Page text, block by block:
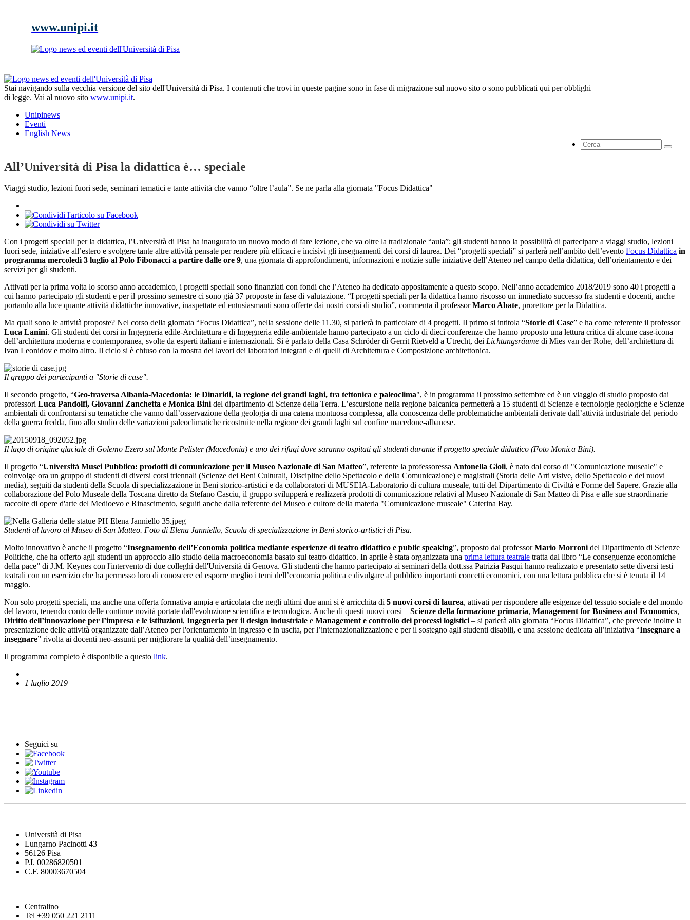
www.unipi.it
Stai navigando sulla vecchia versione del sito dell'Università di Pisa. I contenuti che trovi in queste pagine sono in fase di migrazione sul nuovo sito o sono pubblicati qui per obblighi
di legge. Vai al nuovo sito www.unipi.it.
Unipinews
Eventi
English News
All’Università di Pisa la didattica è… speciale
Viaggi studio, lezioni fuori sede, seminari tematici e tante attività che vanno “oltre l’aula”. Se ne parla alla giornata "Focus Didattica"
Con i progetti speciali per la didattica, l’Università di Pisa ha inaugurato un nuovo modo di fare lezione, che va oltre la tradizionale “aula”: gli studenti hanno la possibilità di partecipare a viaggi studio, lezioni
fuori sede, iniziative all’estero e svolgere tante altre attività pensate per rendere più efficaci e incisivi gli insegnamenti dei corsi di laurea. Dei “progetti speciali” si parlerà nell’ambito dell’evento Focus Didattica in
programma mercoledì 3 luglio al Polo Fibonacci a partire dalle ore 9, una giornata di approfondimenti, informazioni e notizie sulle iniziative dell’Ateneo nel campo della didattica, dell’orientamento e dei
servizi per gli studenti.
Attivati per la prima volta lo scorso anno accademico, i progetti speciali sono finanziati con fondi che l’Ateneo ha dedicato appositamente a questo scopo. Nell’anno accademico 2018/2019 sono 40 i progetti a
cui hanno partecipato gli studenti e per il prossimo semestre ci sono già 37 proposte in fase di valutazione. “I progetti speciali per la didattica hanno riscosso un immediato successo fra studenti e docenti, anche
portando alla luce quante attività didattiche innovative, inaspettate ed entusiasmanti sono offerte dai nostri corsi di studio”, commenta il professorMarco Abate, prorettore per la Didattica.
Ma quali sono le attività proposte? Nel corso della giornata “Focus Didattica”, nella sessione delle 11.30, si parlerà in particolare di 4 progetti. Il primo si intitola “Storie di Case” e ha come referente il professor
Luca Lanini. Gli studenti dei corsi in Ingegneria edile-Architettura e di Ingegneria edile-ambientale hanno partecipato a un ciclo di dieci conferenze che hanno proposto una lettura critica di alcune case-icona
dell’architettura moderna e contemporanea, svolte da esperti italiani e internazionali. Si è parlato della Casa Schröder di Gerrit Rietveld a Utrecht, dei Lichtungsräume di Mies van der Rohe, dell’architettura di
Ivan Leonidov e molto altro. Il ciclo si è chiuso con la mostra dei lavori dei laboratori integrati e di quelli di Architettura e Composizione architettonica.
Il gruppo dei partecipanti a "Storie di case".
Il secondo progetto, “Geo-traversa Albania-Macedonia: le Dinaridi, la regione dei grandi laghi, tra tettonica e paleoclima", è in programma il prossimo settembre ed è un viaggio di studio proposto dai
professori Luca Pandolfi, Giovanni Zanchetta e Monica Binidel dipartimento di Scienze della Terra. L’escursione nella regione balcanica permetterà a 15 studenti di Scienze e tecnologie geologiche e Scienze
ambientali di confrontarsi su tematiche che vanno dall’osservazione della geologia di una catena montuosa complessa, alla conoscenza delle problematiche ambientali derivate dall’attività industriale del periodo
della guerra fredda, fino allo studio delle variazioni paleoclimatiche ricostruite nella regione dei grandi laghi sul confine macedone-albanese.
Il lago di origine glaciale di Golemo Ezero sul Monte Pelister (Macedonia) e uno dei rifugi dove saranno ospitati gli studenti durante il progetto speciale didattico (Foto Monica Bini).
Il progetto “Università Musei Pubblico: prodotti di comunicazione per il Museo Nazionale di San Matteo”, referente la professoressa Antonella Gioli, è nato dal corso di "Comunicazione museale" e
coinvolge ora un gruppo di studenti di diversi corsi triennali (Scienze dei Beni Culturali, Discipline dello Spettacolo e della Comunicazione) e magistrali (Storia delle Arti visive, dello Spettacolo e dei nuovi
media), seguiti da studenti della Scuola di specializzazione in Beni storico-artistici e da collaboratori di MUSEIA-Laboratorio di cultura museale, tutti del Dipartimento di Civiltà e Forme del Sapere. Grazie alla
collaborazione del Polo Museale della Toscana diretto da Stefano Casciu, il gruppo svilupperà e realizzerà prodotti di comunicazione relativi al Museo Nazionale di San Matteo di Pisa e alle sue straordinarie
raccolte di opere d'arte del Medioevo e Rinascimento, seguiti anche dalla referente del Museo e cultore della materia "Comunicazione museale" Caterina Bay.
Studenti al lavoro al Museo di San Matteo. Foto di Elena Janniello, Scuola di specializzazione in Beni storico-artistici di Pisa.
Molto innovativo è anche il progetto “Insegnamento dell’Economia politica mediante esperienze di teatro didattico e public speaking”, proposto dal professorMario Morronidel Dipartimento di Scienze
Politiche, che ha offerto agli studenti un approccio allo studio della macroeconomia basato sul teatro didattico. In aprile è stata organizzata una prima lettura teatrale tratta dal libro “Le conseguenze economiche
della pace” di J.M. Keynes con l'intervento di due colleghi dell'Università di Genova. Gli studenti che hanno partecipato ai seminari della dott.ssa Patrizia Pasqui hanno realizzato e presentato sette diversi testi
teatrali con un esercizio che ha permesso loro di conoscere ed esporre meglio i temi dell’economia politica e divulgare al pubblico importanti concetti economici, con una lettura pubblica che si è tenuta il 14
maggio.
Non solo progetti speciali, ma anche una offerta formativa ampia e articolata che negli ultimi due anni si è arricchita di 5 nuovi corsi di laurea, attivati per rispondere alle esigenze del tessuto sociale e del mondo
del lavoro, tenendo conto delle continue novità portate dall'evoluzione scientifica e tecnologica. Anche di questi nuovi corsi – Scienze della formazione primaria, Management for Business and Economics,
Diritto dell’innovazione per l’impresa e le istituzioni, Ingegneria per il design industriale e Management e controllo dei processi logistici– si parlerà alla giornata “Focus Didattica”, che prevede inoltre la
presentazione delle attività organizzate dall’Ateneo per l'orientamento in ingresso e in uscita, per l’internazionalizzazione e per il sostegno agli studenti disabili, e una sessione dedicata all’iniziativa “Insegnare a
insegnare” rivolta ai docenti neo-assunti per migliorare la qualità dell’insegnamento.
Il programma completo è disponibile a questo link.
1 luglio 2019
Seguici su
Università di Pisa
Lungarno Pacinotti 43
56126 Pisa
P.I. 00286820501
C.F. 80003670504
Centralino
Tel +39 050 221 2111